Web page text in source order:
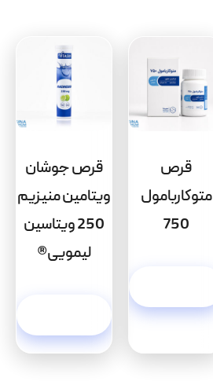
قرص
متوکاربامول
750
قرص جوشان
ویتامین منیزیم
250 ویتاسین
لیمویی®